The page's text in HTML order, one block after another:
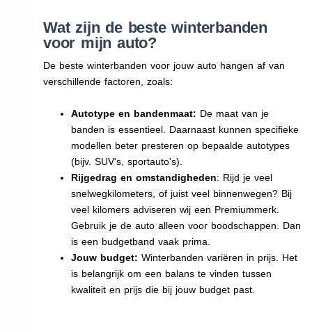
Wat zijn de beste winterbanden
voor mijn auto?
De beste winterbanden voor jouw auto hangen af van
verschillende factoren, zoals:
Autotype en bandenmaat: De maat van je
banden is essentieel. Daarnaast kunnen specifieke
modellen beter presteren op bepaalde autotypes
(bijv. SUV's, sportauto's).
Rijgedrag en omstandigheden: Rijd je veel
snelwegkilometers, of juist veel binnenwegen? Bij
veel kilomers adviseren wij een Premiummerk.
Gebruik je de auto alleen voor boodschappen. Dan
is een budgetband vaak prima.
Jouw budget: Winterbanden variëren in prijs. Het
is belangrijk om een balans te vinden tussen
kwaliteit en prijs die bij jouw budget past.